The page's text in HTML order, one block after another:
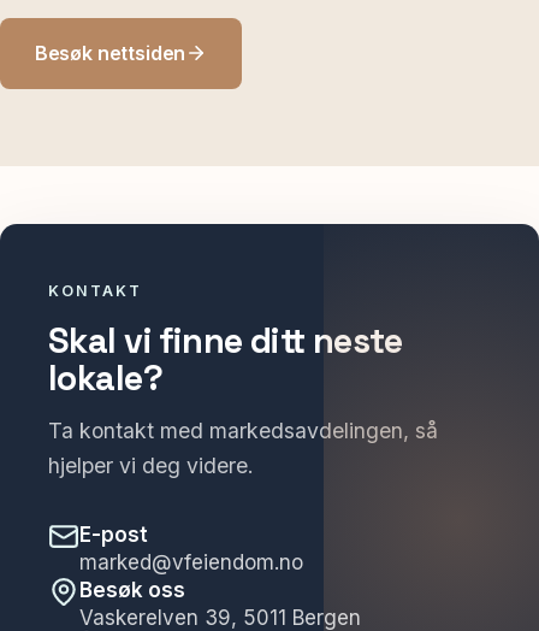
Besøk nettsiden
KONTAKT
Skal vi finne ditt neste
lokale?
Ta kontakt med markedsavdelingen, så
hjelper vi deg videre.
E-post
marked@vfeiendom.no
Besøk oss
Vaskerelven 39, 5011 Bergen